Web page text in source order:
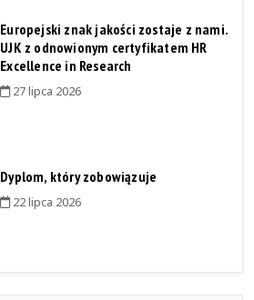
Europejski znak jakości zostaje z nami.
UJK z odnowionym certyfikatem HR
Excellence in Research
27 lipca 2026
Dyplom, który zobowiązuje
22 lipca 2026